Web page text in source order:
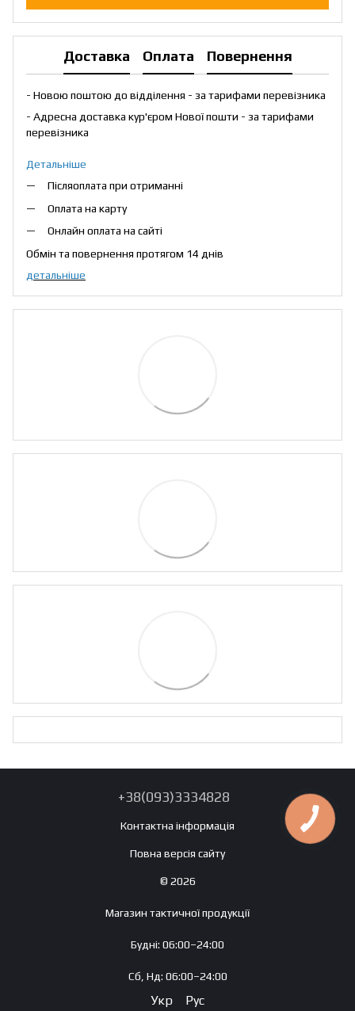
Доставка Оплата Повернення
- Новою поштою до відділення - за тарифами перевізника
- Адресна доставка кур'єром Нової пошти - за тарифами
перевізника
Детальніше
Післяоплата при отриманні
Оплата на карту
Онлайн оплата на сайті
Обмін та повернення протягом 14 днів
детальніше
+38(093)3334828
Контактна інформація
Повна версія сайту
© 2026
Магазин тактичної продукції
Будні: 06:00–24:00
Сб, Нд: 06:00–24:00
Укр Рус